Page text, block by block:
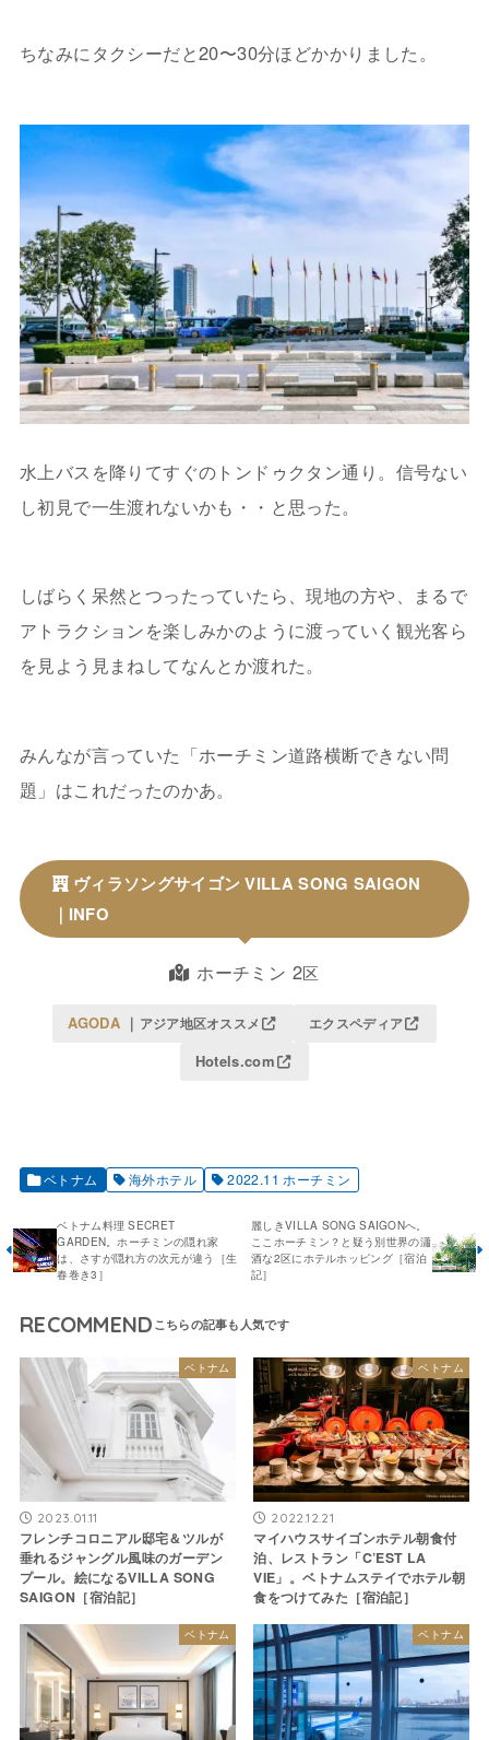
ちなみにタクシーだと20〜30分ほどかかりました。
水上バスを降りてすぐのトンドゥクタン通り。信号ない
し初見で一生渡れないかも・・と思った。
しばらく呆然とつったっていたら、現地の方や、まるで
アトラクションを楽しみかのように渡っていく観光客ら
を見よう見まねしてなんとか渡れた。
みんなが言っていた「ホーチミン道路横断できない問
題」はこれだったのかあ。
ヴィラソングサイゴン VILLA SONG SAIGON
｜INFO
ホーチミン 2区
AGODA ｜ アジア地区オススメ エクスペディア
Hotels.com
ベトナム 海外ホテル 2022.11 ホーチミン
ベトナム料理 SECRET
GARDEN。ホーチミンの隠れ家
は、さすが隠れ方の次元が違う［生
春巻き3］
麗しきVILLA SONG SAIGONへ。
ここホーチミン？と疑う別世界の瀟
酒な2区にホテルホッピング［宿泊
記］
RECOMMEND
ベトナム
2023.01.11
フレンチコロニアル邸宅＆ツルが
垂れるジャングル風味のガーデン
プール。絵になるVILLA SONG
SAIGON［宿泊記］
ベトナム
2022.12.21
マイハウスサイゴンホテル朝食付
泊、レストラン「C’EST LA
VIE」。ベトナムステイでホテル朝
食をつけてみた［宿泊記］
ベトナム ベトナム